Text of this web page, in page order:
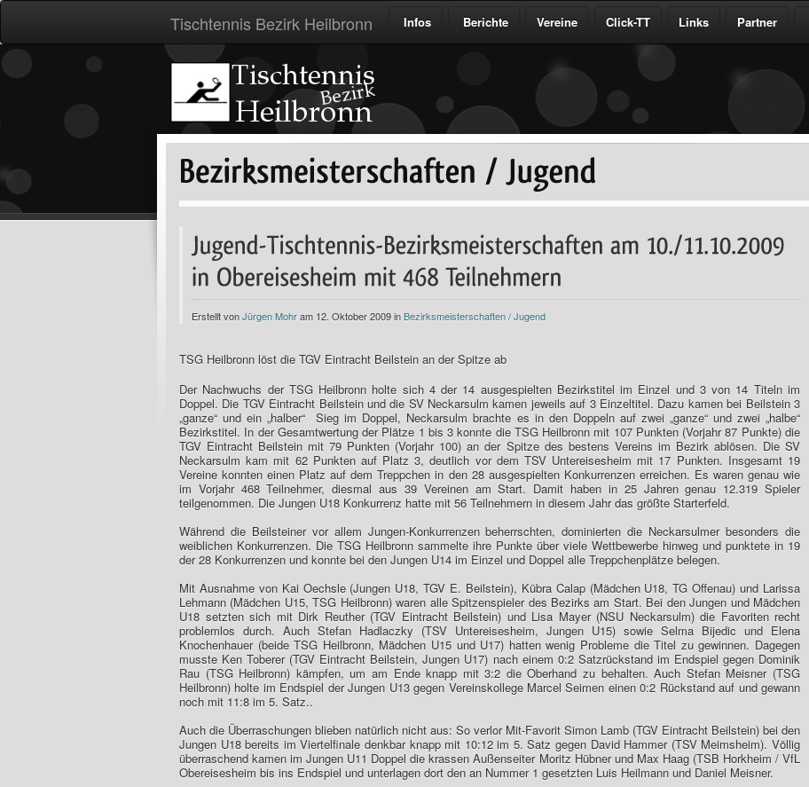
Tischtennis Bezirk Heilbronn Infos Berichte Vereine Click-TT Links Partner
Erstellt vonJürgen Mohram 12. Oktober 2009 inBezirksmeisterschaften / Jugend
TSG Heilbronn löst die TGV Eintracht Beilstein an der Spitze ab
Der Nachwuchs der TSG Heilbronn holte sich 4 der 14 ausgespielten Bezirkstitel im Einzel und 3 von 14 Titeln im
Doppel. Die TGV Eintracht Beilstein und die SV Neckarsulm kamen jeweils auf 3 Einzeltitel. Dazu kamen bei Beilstein 3
„ganze“ und ein „halber“ Sieg im Doppel, Neckarsulm brachte es in den Doppeln auf zwei „ganze“ und zwei „halbe“
Bezirkstitel. In der Gesamtwertung der Plätze 1 bis 3 konnte die TSG Heilbronn mit 107 Punkten (Vorjahr 87 Punkte) die
TGV Eintracht Beilstein mit 79 Punkten (Vorjahr 100) an der Spitze des bestens Vereins im Bezirk ablösen. Die SV
Neckarsulm kam mit 62 Punkten auf Platz 3, deutlich vor dem TSV Untereisesheim mit 17 Punkten. Insgesamt 19
Vereine konnten einen Platz auf dem Treppchen in den 28 ausgespielten Konkurrenzen erreichen. Es waren genau wie
im Vorjahr 468 Teilnehmer, diesmal aus 39 Vereinen am Start. Damit haben in 25 Jahren genau 12.319 Spieler
teilgenommen. Die Jungen U18 Konkurrenz hatte mit 56 Teilnehmern in diesem Jahr das größte Starterfeld.
Während die Beilsteiner vor allem Jungen-Konkurrenzen beherrschten, dominierten die Neckarsulmer besonders die
weiblichen Konkurrenzen. Die TSG Heilbronn sammelte ihre Punkte über viele Wettbewerbe hinweg und punktete in 19
der 28 Konkurrenzen und konnte bei den Jungen U14 im Einzel und Doppel alle Treppchenplätze belegen.
Mit Ausnahme von Kai Oechsle (Jungen U18, TGV E. Beilstein), Kübra Calap (Mädchen U18, TG Offenau) und Larissa
Lehmann (Mädchen U15, TSG Heilbronn) waren alle Spitzenspieler des Bezirks am Start. Bei den Jungen und Mädchen
U18 setzten sich mit Dirk Reuther (TGV Eintracht Beilstein) und Lisa Mayer (NSU Neckarsulm) die Favoriten recht
problemlos durch. Auch Stefan Hadlaczky (TSV Untereisesheim, Jungen U15) sowie Selma Bijedic und Elena
Knochenhauer (beide TSG Heilbronn, Mädchen U15 und U17) hatten wenig Probleme die Titel zu gewinnen. Dagegen
musste Ken Toberer (TGV Eintracht Beilstein, Jungen U17) nach einem 0:2 Satzrückstand im Endspiel gegen Dominik
Rau (TSG Heilbronn) kämpfen, um am Ende knapp mit 3:2 die Oberhand zu behalten. Auch Stefan Meisner (TSG
Heilbronn) holte im Endspiel der Jungen U13 gegen Vereinskollege Marcel Seimen einen 0:2 Rückstand auf und gewann
noch mit 11:8 im 5. Satz..
Auch die Überraschungen blieben natürlich nicht aus: So verlor Mit-Favorit Simon Lamb (TGV Eintracht Beilstein) bei den
Jungen U18 bereits im Viertelfinale denkbar knapp mit 10:12 im 5. Satz gegen David Hammer (TSV Meimsheim). Völlig
überraschend kamen im Jungen U11 Doppel die krassen Außenseiter Moritz Hübner und Max Haag (TSB Horkheim / VfL
Obereisesheim bis ins Endspiel und unterlagen dort den an Nummer 1 gesetzten Luis Heilmann und Daniel Meisner.